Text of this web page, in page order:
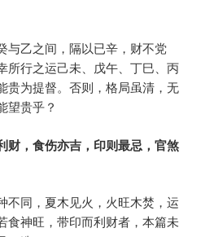
与乙之间，隔以已辛，财不党
所行之运己未、戊午、丁巳、丙
贵为提督。否则，格局虽清，无
望贵乎？
财，食伤亦吉，印则最忌，官煞
不同，夏木见火，火旺木焚，运
食神旺，带印而利财者，本篇未